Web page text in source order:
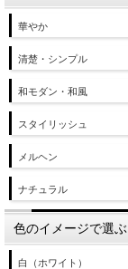
華やか
清楚・シンプル
和モダン・和風
スタイリッシュ
メルヘン
ナチュラル
色のイメージで選ぶ
白（ホワイト）